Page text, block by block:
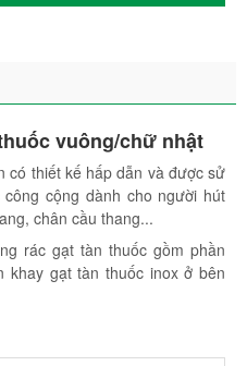
vuông/chữ nhật
có thiết kế hấp dẫn và được sử
cộng dành cho người hút
chân cầu thang...
rác gạt tàn thuốc gồm phần
khay gạt tàn thuốc inox ở bên